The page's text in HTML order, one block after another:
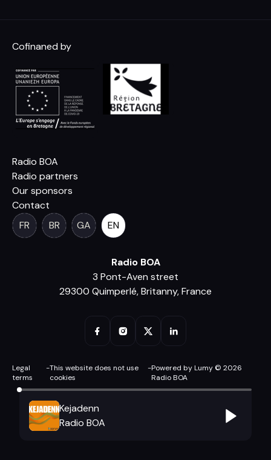
Cofinaned by
Radio BOA
Radio partners
Our sponsors
Contact
FR
BR GA EN
Radio BOA
3 Pont-Aven street
29300 Quimperlé, Britanny, France
Legal
terms
-This website does not use
cookies
-Powered by Lumy © 2026
Radio BOA
Kejadenn
Radio BOA